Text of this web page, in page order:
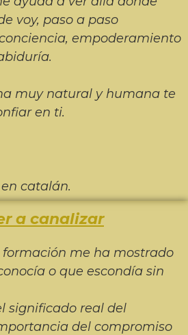
voy, paso a paso
empoderamiento
muy natural y humana te
en ti.
catalán.
a canalizar
me ha mostrado
o que escondía sin
significado real del
del compromiso